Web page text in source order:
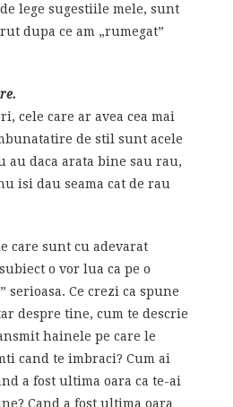
lege sugestiile mele, sunt
dupa ce am „rumegat”
cele care ar avea cea mai
de stil sunt acele
au daca arata bine sau rau,
isi dau seama cat de rau
care sunt cu adevarat
o vor lua ca pe o
serioasa. Ce crezi ca spune
despre tine, cum te descrie
hainele pe care le
cand te imbraci? Cum ai
a fost ultima oara ca te-ai
Cand a fost ultima oara